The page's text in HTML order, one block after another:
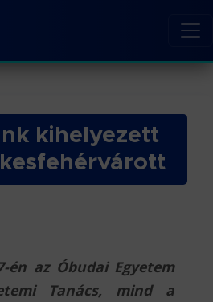
kihelyezett
én az Óbudai Egyetem
Tanács, mind a